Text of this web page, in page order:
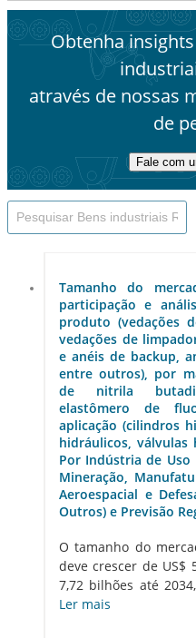
Obtenha
através de nossas
de
Fale com
Tamanho do
participação e
produto (vedações
vedações de
e anéis de backup,
entre outros), por
de nitrila
elastômero de
aplicação (cilindros
hidráulicos, válvulas
Por Indústria de Uso
Mineração,
Aeroespacial e
Outros) e Previsão
O tamanho do
deve crescer de US$
7,72 bilhões até
Ler mais